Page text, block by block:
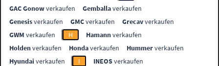
GAC Gonowverkaufen Gemballaverkaufen
Genesisverkaufen GMCverkaufen Grecavverkaufen
GWM verkaufen H Hamannverkaufen
Holdenverkaufen Hondaverkaufen Hummerverkaufen
Hyundai verkaufen I INEOSverkaufen